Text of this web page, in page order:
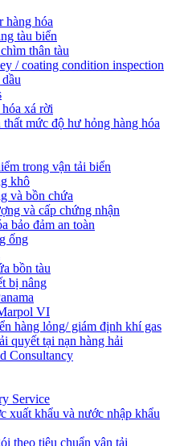
hàng hóa
tàu biển
thân tàu
/ coating condition inspection
xá rời
mức độ hư hỏng hàng hóa
trong vận tải biển
khô
và bồn chứa
và cấp chứng nhận
bảo đảm an toàn
ống
bồn tàu
bị nâng
VI
hàng lỏng/ giám định khí gas
quyết tại nạn hàng hải
Consultancy
Service
xuất khẩu và nước nhập khẩu
theo tiêu chuẩn vận tải